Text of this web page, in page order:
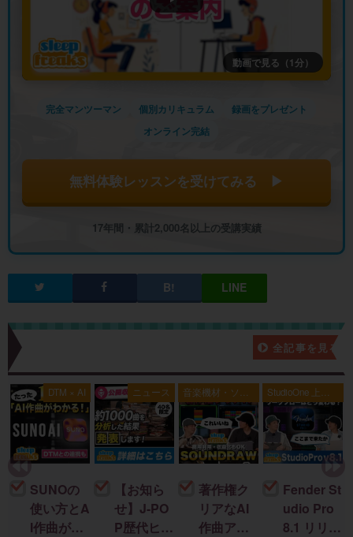
動画で見る（1分）
完全マンツーマン 個別カリキュラム
録画をプレゼント
オンライン完結
無料体験レッスンを受けてみる ▶
17年間・累計2,000名以上の受講実績
新着記事一覧 全記事を見る
DTM × AI
SUNOの
使い方とA
I作曲がわ
ニュース
【お知ら
せ】J-PO
P歴代ヒッ
音楽機材・ソフ
ト
著作権ク
リアなAI
作曲アプ
StudioOne 上級
者編
Fender St
udio Pro
8.1 リリー